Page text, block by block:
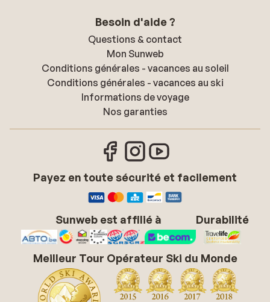
Besoin d'aide ?
Questions & contact
Mon Sunweb
Conditions générales - vacances au soleil
Conditions générales - vacances au ski
Informations de voyage
Nos garanties
Payez en toute sécurité et facilement
Sunweb est affilié à Durabilité
Meilleur Tour Opérateur Ski du Monde